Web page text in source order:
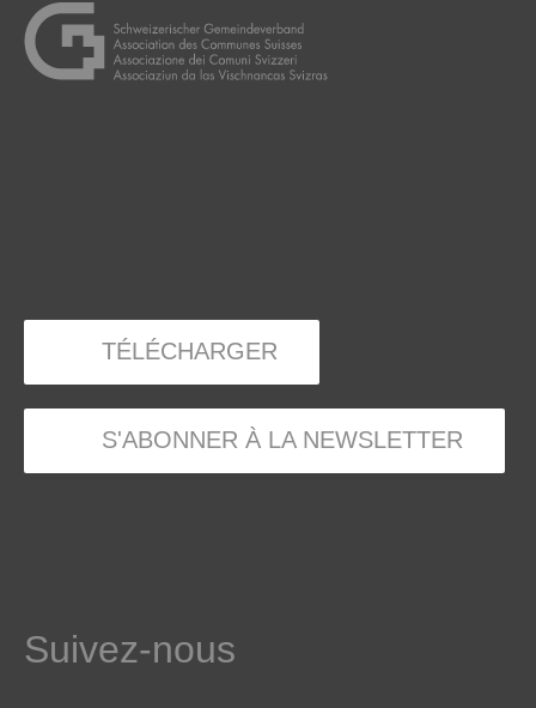
TÉLÉCHARGER
S'ABONNER À LA NEWSLETTER
Suivez-nous